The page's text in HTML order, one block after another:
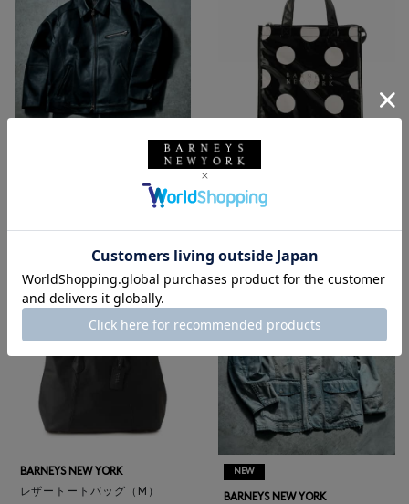
BARNEYS NEW YORK by ANC
BARNEYS NEW YORK
グ／ドット柄
BARNEYS NEW YORK
レザートートバッグ（M）
NEW
BARNEYS NEW YORK